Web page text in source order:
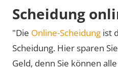
Scheidung
"Die Online-Scheidung ist
Scheidung. Hier sparen
Geld, denn Sie können